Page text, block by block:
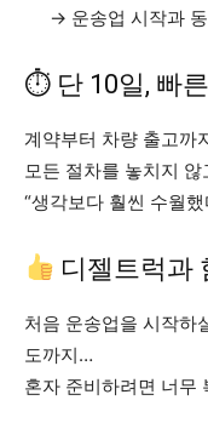
→ 운송업 시작과
⏱ 단 10일, 빠
계약부터 차량 출고까
모든 절차를 놓치지
“생각보다 훨씬 수월
디젤트럭과
처음 운송업을 시작하
도까지…
혼자 준비하려면 너무